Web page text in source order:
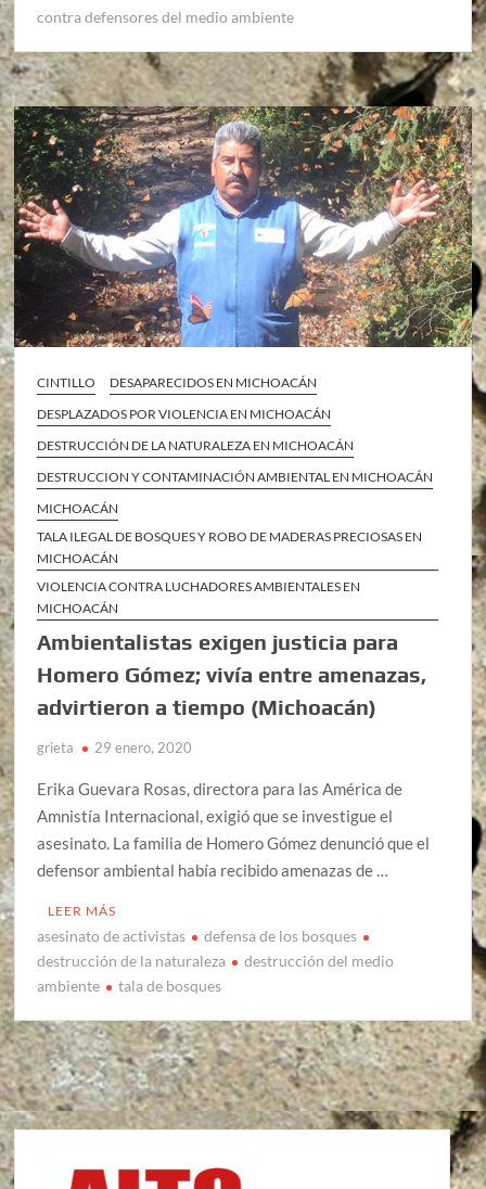
contra defensores del medio ambiente
CINTILLO
DESAPARECIDOS EN MICHOACÁN
DESPLAZADOS POR VIOLENCIA EN MICHOACÁN
DESTRUCCIÓN DE LA NATURALEZA EN MICHOACÁN
DESTRUCCION Y CONTAMINACIÓN AMBIENTAL EN MICHOACÁN
MICHOACÁN
TALA ILEGAL DE BOSQUES Y ROBO DE MADERAS PRECIOSAS EN
MICHOACÁN
VIOLENCIA CONTRA LUCHADORES AMBIENTALES EN
MICHOACÁN
Ambientalistas exigen justicia para
Homero Gómez; vivía entre amenazas,
advirtieron a tiempo (Michoacán)
grieta 29 enero, 2020
Erika Guevara Rosas, directora para las América de
Amnistía Internacional, exigió que se investigue el
asesinato. La familia de Homero Gómez denunció que el
defensor ambiental había recibido amenazas de …
LEER MÁS
asesinato de activistas
defensa de los bosques
destrucción de la naturaleza
destrucción del medio
ambiente
tala de bosques